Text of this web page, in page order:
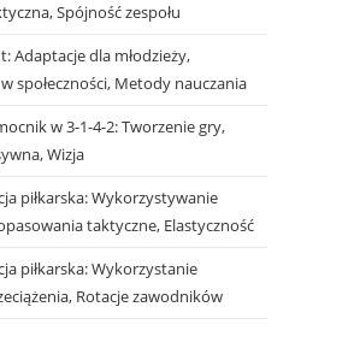
Spójność zespołu
Adaptacje dla młodzieży,
społeczności, Metody nauczania
w 3-1-4-2: Tworzenie gry,
Wizja
piłkarska: Wykorzystywanie
taktyczne, Elastyczność
piłkarska: Wykorzystanie
Rotacje zawodników